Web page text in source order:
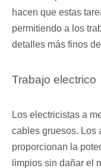
hacen que estas
permitiendo a los
detalles más finos
Trabajo electrico
Los electricistas a
cables gruesos. Los
proporcionan la
limpios sin dañar el